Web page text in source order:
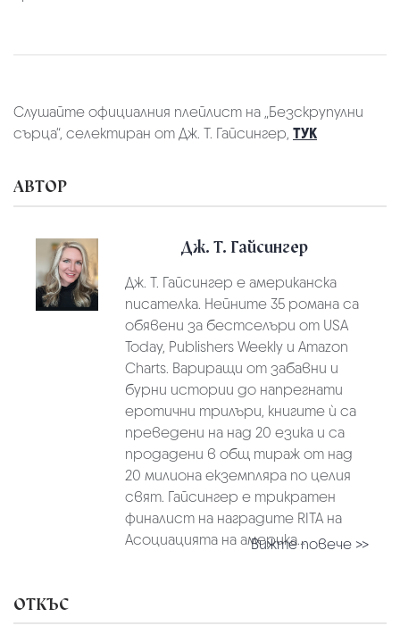
Слушайте официалния плейлист на „Безскрупулни
сърца“, селектиран от Дж. Т. Гайсингер, ТУК
АВТОР
Дж. Т. Гайсингер
Дж. Т. Гайсингер е американска
писателка. Нейните 35 романа са
обявени за бестселъри от USA
Today, Publishers Weekly и Amazon
Charts. Вариращи от забавни и
бурни истории до напрегнати
еротични трилъри, книгите ѝ са
преведени на над 20 езика и са
продадени в общ тираж от над
20 милиона екземпляра по целия
свят. Гайсингер е трикратен
финалист на наградите RITA на
Асоциацията на америка...Вижте повече >>
ОТКЪС